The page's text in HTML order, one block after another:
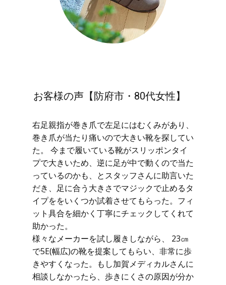
お客様の声【防府市・80代女性】
右足親指が巻き爪で左足にはむくみがあり、
巻き爪が当たり痛いので大きい靴を探してい
た。 今まで履いている靴がスリッポンタイ
プで大きいため、逆に足が中で動くので当た
っているのかも、とスタッフさんに助言いた
だき、足に合う大きさでマジックで止めるタ
イプををいくつか試着させてもらった。フィ
ット具合を細かく丁寧にチェックしてくれて
助かった。
様々なメーカーを試し履きしながら、 23㎝
で5E(幅広)の靴を提案してもらい、非常に歩
きやすくなった。もし加賀メディカルさんに
相談しなかったら、歩きにくさの原因が分か